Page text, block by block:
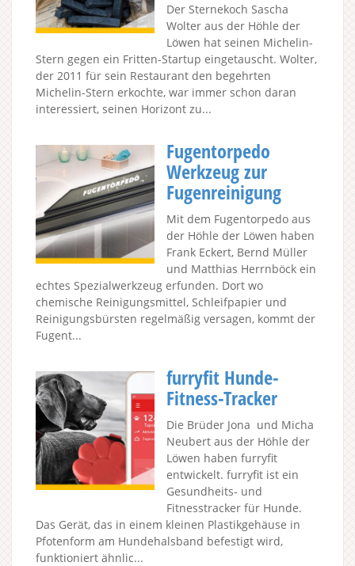
Der Sternekoch Sascha
Wolter aus der Höhle der
Löwen hat seinen Michelin-
Stern gegen ein Fritten-Startup eingetauscht. Wolter,
der 2011 für sein Restaurant den begehrten
Michelin-Stern erkochte, war immer schon daran
interessiert, seinen Horizont zu...
Fugentorpedo
Werkzeug zur
Fugenreinigung
Mit dem Fugentorpedo aus
der Höhle der Löwen haben
Frank Eckert, Bernd Müller
und Matthias Herrnböck ein
echtes Spezialwerkzeug erfunden. Dort wo
chemische Reinigungsmittel, Schleifpapier und
Reinigungsbürsten regelmäßig versagen, kommt der
Fugent...
furryfit Hunde-
Fitness-Tracker
Die Brüder Jona und Micha
Neubert aus der Höhle der
Löwen haben furryfit
entwickelt. furryfit ist ein
Gesundheits- und
Fitnesstracker für Hunde.
Das Gerät, das in einem kleinen Plastikgehäuse in
Pfotenform am Hundehalsband befestigt wird,
funktioniert ähnlic...